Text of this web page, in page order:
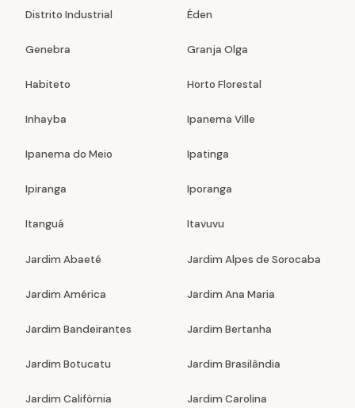
Distrito Industrial Éden
Genebra Granja Olga
Habiteto Horto Florestal
Inhayba Ipanema Ville
Ipanema do Meio Ipatinga
Ipiranga Iporanga
Itanguá Itavuvu
Jardim Abaeté Jardim Alpes de Sorocaba
Jardim América Jardim Ana Maria
Jardim Bandeirantes Jardim Bertanha
Jardim Botucatu Jardim Brasilândia
Jardim Califórnia Jardim Carolina